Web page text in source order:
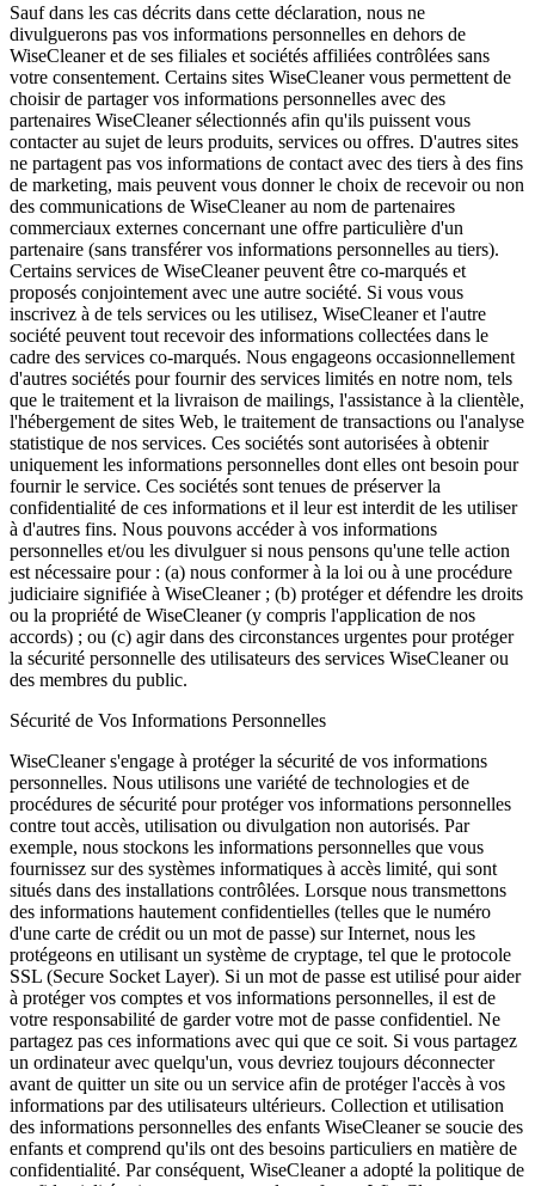
Sauf dans les cas décrits dans cette déclaration, nous ne
divulguerons pas vos informations personnelles en dehors de
WiseCleaner et de ses filiales et sociétés affiliées contrôlées sans
votre consentement. Certains sites WiseCleaner vous permettent de
choisir de partager vos informations personnelles avec des
partenaires WiseCleaner sélectionnés afin qu'ils puissent vous
contacter au sujet de leurs produits, services ou offres. D'autres sites
ne partagent pas vos informations de contact avec des tiers à des fins
de marketing, mais peuvent vous donner le choix de recevoir ou non
des communications de WiseCleaner au nom de partenaires
commerciaux externes concernant une offre particulière d'un
partenaire (sans transférer vos informations personnelles au tiers).
Certains services de WiseCleaner peuvent être co-marqués et
proposés conjointement avec une autre société. Si vous vous
inscrivez à de tels services ou les utilisez, WiseCleaner et l'autre
société peuvent tout recevoir des informations collectées dans le
cadre des services co-marqués. Nous engageons occasionnellement
d'autres sociétés pour fournir des services limités en notre nom, tels
que le traitement et la livraison de mailings, l'assistance à la clientèle,
l'hébergement de sites Web, le traitement de transactions ou l'analyse
statistique de nos services. Ces sociétés sont autorisées à obtenir
uniquement les informations personnelles dont elles ont besoin pour
fournir le service. Ces sociétés sont tenues de préserver la
confidentialité de ces informations et il leur est interdit de les utiliser
à d'autres fins. Nous pouvons accéder à vos informations
personnelles et/ou les divulguer si nous pensons qu'une telle action
est nécessaire pour : (a) nous conformer à la loi ou à une procédure
judiciaire signifiée à WiseCleaner ; (b) protéger et défendre les droits
ou la propriété de WiseCleaner (y compris l'application de nos
accords) ; ou (c) agir dans des circonstances urgentes pour protéger
la sécurité personnelle des utilisateurs des services WiseCleaner ou
des membres du public.
Sécurité de Vos Informations Personnelles
WiseCleaner s'engage à protéger la sécurité de vos informations
personnelles. Nous utilisons une variété de technologies et de
procédures de sécurité pour protéger vos informations personnelles
contre tout accès, utilisation ou divulgation non autorisés. Par
exemple, nous stockons les informations personnelles que vous
fournissez sur des systèmes informatiques à accès limité, qui sont
situés dans des installations contrôlées. Lorsque nous transmettons
des informations hautement confidentielles (telles que le numéro
d'une carte de crédit ou un mot de passe) sur Internet, nous les
protégeons en utilisant un système de cryptage, tel que le protocole
SSL (Secure Socket Layer). Si un mot de passe est utilisé pour aider
à protéger vos comptes et vos informations personnelles, il est de
votre responsabilité de garder votre mot de passe confidentiel. Ne
partagez pas ces informations avec qui que ce soit. Si vous partagez
un ordinateur avec quelqu'un, vous devriez toujours déconnecter
avant de quitter un site ou un service afin de protéger l'accès à vos
informations par des utilisateurs ultérieurs. Collection et utilisation
des informations personnelles des enfants WiseCleaner se soucie des
enfants et comprend qu'ils ont des besoins particuliers en matière de
confidentialité. Par conséquent, WiseCleaner a adopté la politique de